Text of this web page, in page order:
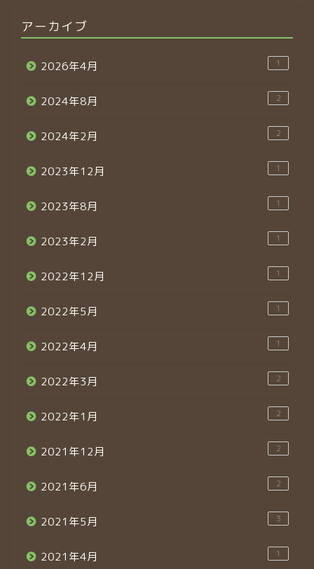
アーカイブ
2026年4月 1
2024年8月 2
2024年2月 2
2023年12月 1
2023年8月 1
2023年2月 1
2022年12月 1
2022年5月 1
2022年4月 1
2022年3月 2
2022年1月 2
2021年12月 2
2021年6月 2
2021年5月 3
2021年4月 1